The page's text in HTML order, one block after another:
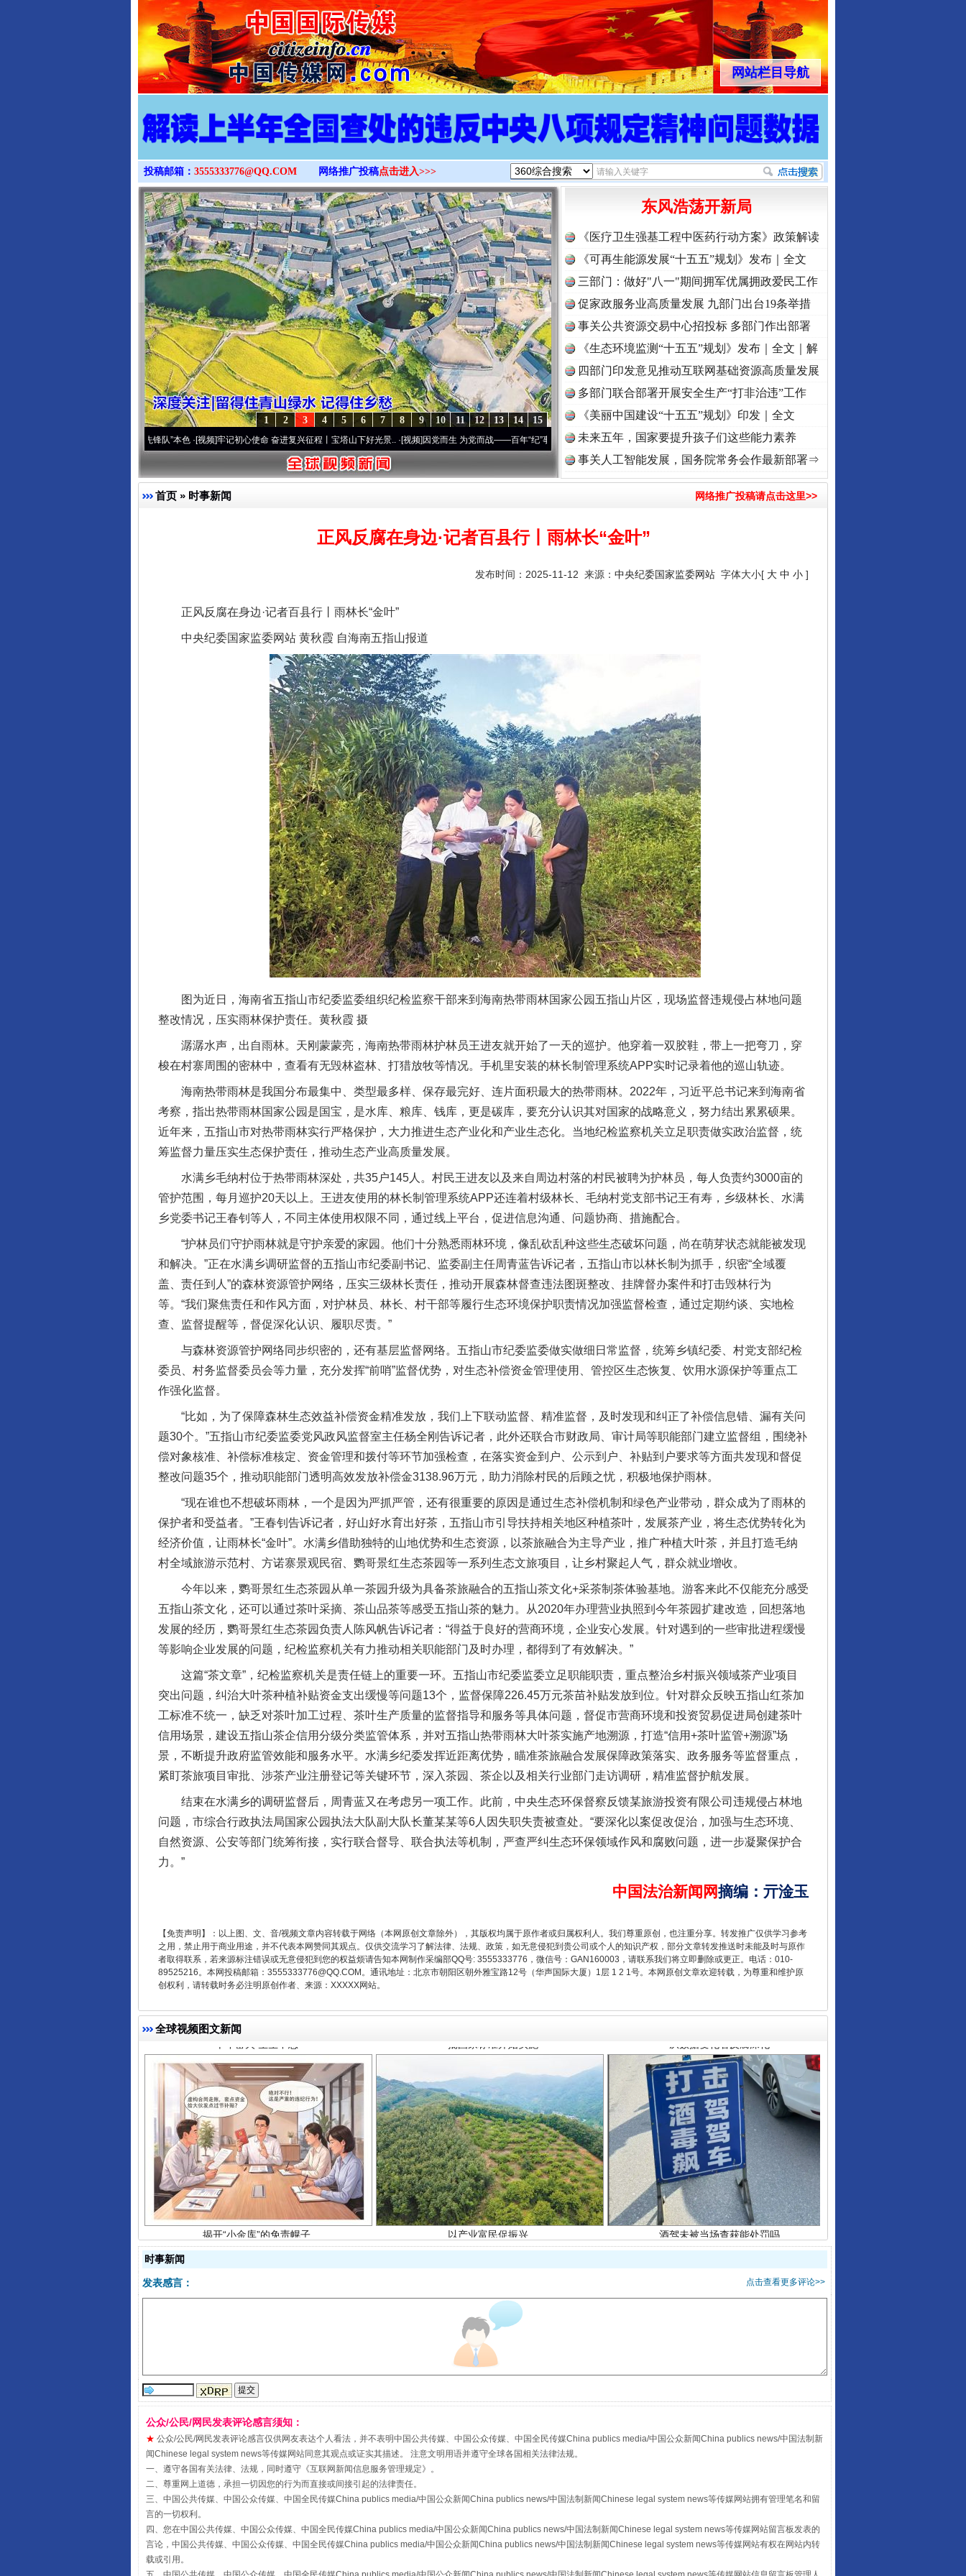
>
网站栏目导航
投稿邮箱： 3555333776@QQ.COM 网络推广投稿点击进入>>>
15
14
13
12
11
10
9
8
7
6
5
4
3
2
1
·[视频]牢记初心使命 奋进复兴征程丨宝塔山下好光景..·[视频]因党而生 为党而战——百年“纪”事⑧加强纪律.. ·[视频] 牢记初心使命 奋进复兴征程丨“转折之城”激荡..·[视频]牢记初心使命 奋进复兴征程丨红船起航处 潮起..
东风浩荡开新局
《医疗卫生强基工程中医药行动方案》政策解读
《可再生能源发展“十五五”规划》发布｜全文
三部门：做好"八一"期间拥军优属拥政爱民工作
促家政服务业高质量发展 九部门出台19条举措
事关公共资源交易中心招投标 多部门作出部署
《生态环境监测“十五五”规划》发布｜全文｜解
读
四部门印发意见推动互联网基础资源高质量发展
多部门联合部署开展安全生产“打非治违”工作
《美丽中国建设“十五五”规划》印发｜全文
未来五年，国家要提升孩子们这些能力素养
事关人工智能发展，国务院常务会作最新部署⇒
首页 » 时事新闻 网络推广投稿请点击这里>>
正风反腐在身边·记者百县行丨雨林长“金叶”
发布时间：2025-11-12 来源： 中央纪委国家监委网站 字体大小[ 大 中 小 ]
正风反腐在身边·记者百县行丨雨林长“金叶”
中央纪委国家监委网站 黄秋霞 自海南五指山报道
图为近日，海南省五指山市纪委监委组织纪检监察干部来到海南热带雨林国家公园五指山片区，现场监督违规侵占林地问题
整改情况，压实雨林保护责任。黄秋霞 摄
潺潺水声，出自雨林。天刚蒙蒙亮，海南热带雨林护林员王进友就开始了一天的巡护。他穿着一双胶鞋，带上一把弯刀，穿
梭在村寨周围的密林中，查看有无毁林盗林、打猎放牧等情况。手机里安装的林长制管理系统APP实时记录着他的巡山轨迹。
海南热带雨林是我国分布最集中、类型最多样、保存最完好、连片面积最大的热带雨林。2022年，习近平总书记来到海南省
考察，指出热带雨林国家公园是国宝，是水库、粮库、钱库，更是碳库，要充分认识其对国家的战略意义，努力结出累累硕果。
近年来，五指山市对热带雨林实行严格保护，大力推进生态产业化和产业生态化。当地纪检监察机关立足职责做实政治监督，统
筹监督力量压实生态保护责任，推动生态产业高质量发展。
水满乡毛纳村位于热带雨林深处，共35户145人。村民王进友以及来自周边村落的村民被聘为护林员，每人负责约3000亩的
管护范围，每月巡护20天以上。王进友使用的林长制管理系统APP还连着村级林长、毛纳村党支部书记王有寿，乡级林长、水满
乡党委书记王春钊等人，不同主体使用权限不同，通过线上平台，促进信息沟通、问题协商、措施配合。
“护林员们守护雨林就是守护亲爱的家园。他们十分熟悉雨林环境，像乱砍乱种这些生态破坏问题，尚在萌芽状态就能被发现
和解决。”正在水满乡调研监督的五指山市纪委副书记、监委副主任周青蓝告诉记者，五指山市以林长制为抓手，织密“全域覆
盖、责任到人”的森林资源管护网络，压实三级林长责任，推动开展森林督查违法图斑整改、挂牌督办案件和打击毁林行为
等。“我们聚焦责任和作风方面，对护林员、林长、村干部等履行生态环境保护职责情况加强监督检查，通过定期约谈、实地检
查、监督提醒等，督促深化认识、履职尽责。”
与森林资源管护网络同步织密的，还有基层监督网络。五指山市纪委监委做实做细日常监督，统筹乡镇纪委、村党支部纪检
委员、村务监督委员会等力量，充分发挥“前哨”监督优势，对生态补偿资金管理使用、管控区生态恢复、饮用水源保护等重点工
作强化监督。
“比如，为了保障森林生态效益补偿资金精准发放，我们上下联动监督、精准监督，及时发现和纠正了补偿信息错、漏有关问
题30个。”五指山市纪委监委党风政风监督室主任杨全刚告诉记者，此外还联合市财政局、审计局等职能部门建立监督组，围绕补
偿对象核准、补偿标准核定、资金管理和拨付等环节加强检查，在落实资金到户、公示到户、补贴到户要求等方面共发现和督促
整改问题35个，推动职能部门透明高效发放补偿金3138.96万元，助力消除村民的后顾之忧，积极地保护雨林。
“现在谁也不想破坏雨林，一个是因为严抓严管，还有很重要的原因是通过生态补偿机制和绿色产业带动，群众成为了雨林的
保护者和受益者。”王春钊告诉记者，好山好水育出好茶，五指山市引导扶持相关地区种植茶叶，发展茶产业，将生态优势转化为
经济价值，让雨林长“金叶”。水满乡借助独特的山地优势和生态资源，以茶旅融合为主导产业，推广种植大叶茶，并且打造毛纳
村全域旅游示范村、方诺寨景观民宿、鹦哥景红生态茶园等一系列生态文旅项目，让乡村聚起人气，群众就业增收。
今年以来，鹦哥景红生态茶园从单一茶园升级为具备茶旅融合的五指山茶文化+采茶制茶体验基地。游客来此不仅能充分感受
五指山茶文化，还可以通过茶叶采摘、茶山品茶等感受五指山茶的魅力。从2020年办理营业执照到今年茶园扩建改造，回想落地
发展的经历，鹦哥景红生态茶园负责人陈风帆告诉记者：“得益于良好的营商环境，企业安心发展。针对遇到的一些审批进程缓慢
等影响企业发展的问题，纪检监察机关有力推动相关职能部门及时办理，都得到了有效解决。”
这篇“茶文章”，纪检监察机关是责任链上的重要一环。五指山市纪委监委立足职能职责，重点整治乡村振兴领域茶产业项目
突出问题，纠治大叶茶种植补贴资金支出缓慢等问题13个，监督保障226.45万元茶苗补贴发放到位。针对群众反映五指山红茶加
工标准不统一，缺乏对茶叶加工过程、茶叶生产质量的监督指导和服务等具体问题，督促市营商环境和投资贸易促进局创建茶叶
信用场景，建设五指山茶企信用分级分类监管体系，并对五指山热带雨林大叶茶实施产地溯源，打造“信用+茶叶监管+溯源”场
景，不断提升政府监管效能和服务水平。水满乡纪委发挥近距离优势，瞄准茶旅融合发展保障政策落实、政务服务等监督重点，
紧盯茶旅项目审批、涉茶产业注册登记等关键环节，深入茶园、茶企以及相关行业部门走访调研，精准监督护航发展。
结束在水满乡的调研监督后，周青蓝又在考虑另一项工作。此前，中央生态环保督察反馈某旅游投资有限公司违规侵占林地
问题，市综合行政执法局国家公园执法大队副大队长董某某等6人因失职失责被查处。“要深化以案促改促治，加强与生态环境、
自然资源、公安等部门统筹衔接，实行联合督导、联合执法等机制，严查严纠生态环保领域作风和腐败问题，进一步凝聚保护合
力。”
中国法治新闻网摘编 ： 亓淦玉
【免责声明】：以上图、文、音/视频文章内容转载于网络（本网原创文章除外），其版权均属于原作者或归属权利人。我们尊重原创，也注重分享。转发推广仅供学习参考
之用，禁止用于商业用途，并不代表本网赞同其观点。仅供交流学习了解法律、法规、政策，如无意侵犯到贵公司或个人的知识产权，部分文章转发推送时未能及时与原作
者取得联系，若来源标注错误或无意侵犯到您的权益烦请告知本网制作采编部QQ号: 3555333776，微信号：GAN160003，请联系我们将立即删除或更正。电话：010-
89525216。本网投稿邮箱：3555333776@QQ.COM。通讯地址：北京市朝阳区朝外雅宝路12号（华声国际大厦）1层 1 2 1号。本网原创文章欢迎转载，为尊重和维护原
创权利，请转载时务必注明原创作者、来源：XXXXX网站。
全球视频图文新闻
完善运行机制助力责任有效落实 一纸欠条伤亲情 巡回调解促和解.. 行业协会接连发公告
东山县通报“牛蛙产品抗生素超标问题” 法徽映军营 权益有保障 让核能赋能千行百业
千年窑火 生生不息 一批国家标准开始实施 从数据变化看反腐深化
揭开“小金库”的免责幌子 以产业富民促振兴 酒驾未被当场查获能处罚吗
从幼儿园到大学，有这些资助
全民健身五年计划来了！等你上场
时事新闻
点击查看更多评论>>
发表感言：
公众/公民/网民发表评论感言须知：
★ 公众/公民/网民发表评论感言仅供网友表达个人看法，并不表明中国公共传媒、中国公众传媒、中国全民传媒China publics media/中国公众新闻China publics news/中国法制新
闻Chinese legal system news等传媒网站同意其观点或证实其描述。 注意文明用语并遵守全球各国相关法律法规。
一、遵守各国有关法律、法规，同时遵守《互联网新闻信息服务管理规定》。
二、尊重网上道德，承担一切因您的行为而直接或间接引起的法律责任。
三、中国公共传媒、中国公众传媒、中国全民传媒China publics media/中国公众新闻China publics news/中国法制新闻Chinese legal system news等传媒网站拥有管理笔名和留
言的一切权利。
四、您在中国公共传媒、中国公众传媒、中国全民传媒China publics media/中国公众新闻China publics news/中国法制新闻Chinese legal system news等传媒网站留言板发表的
言论，中国公共传媒、中国公众传媒、中国全民传媒China publics media/中国公众新闻China publics news/中国法制新闻Chinese legal system news等传媒网站有权在网站内转
载或引用。